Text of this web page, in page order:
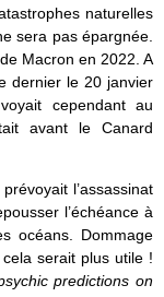
naturelles
sera pas épargnée.
Macron en 2022. A
dernier le 20 janvier
cependant au
avant le Canard
l’assassinat
l’échéance à
océans. Dommage
serait plus utile !
predictions on